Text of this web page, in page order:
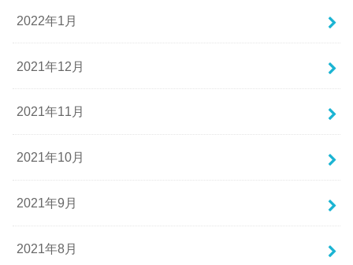
2022年1月
2021年12月
2021年11月
2021年10月
2021年9月
2021年8月